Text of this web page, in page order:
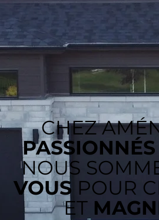
CHEZ
PASSIONNÉS
NOUS
VOUS POUR
ET